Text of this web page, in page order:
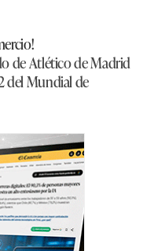
de Atlético de Madrid
del Mundial de